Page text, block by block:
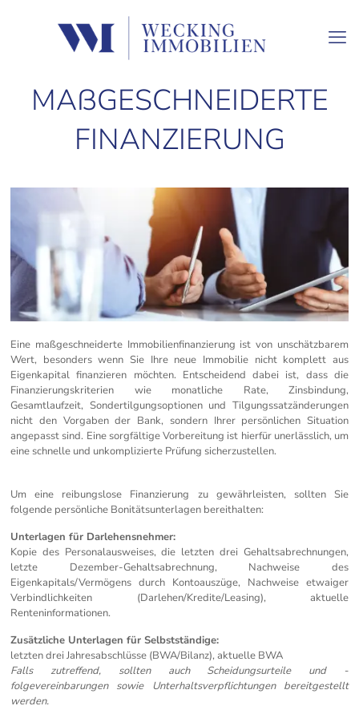
MAßGESCHNEIDERTE
FINANZIERUNG
Eine maßgeschneiderte Immobilienfinanzierung ist von unschätzbarem
Wert, besonders wenn Sie Ihre neue Immobilie nicht komplett aus
Eigenkapital finanzieren möchten. Entscheidend dabei ist, dass die
Finanzierungskriterien wie monatliche Rate, Zinsbindung,
Gesamtlaufzeit, Sondertilgungsoptionen und Tilgungssatzänderungen
nicht den Vorgaben der Bank, sondern Ihrer persönlichen Situation
angepasst sind. Eine sorgfältige Vorbereitung ist hierfür unerlässlich, um
eine schnelle und unkomplizierte Prüfung sicherzustellen.
Um eine reibungslose Finanzierung zu gewährleisten, sollten Sie
folgende persönliche Bonitätsunterlagen bereithalten:
Unterlagen für Darlehensnehmer:
Kopie des Personalausweises, die letzten drei Gehaltsabrechnungen,
letzte Dezember-Gehaltsabrechnung, Nachweise des
Eigenkapitals/Vermögens durch Kontoauszüge, Nachweise etwaiger
Verbindlichkeiten (Darlehen/Kredite/Leasing), aktuelle
Renteninformationen.
Zusätzliche Unterlagen für Selbstständige:
letzten drei Jahresabschlüsse (BWA/Bilanz), aktuelle BWA
Falls zutreffend, sollten auch Scheidungsurteile und -
folgevereinbarungen sowie
Unterhaltsverpflichtungen bereitgestellt
werden.